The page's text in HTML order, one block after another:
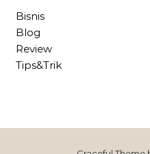
Bisnis
Blog
Review
Tips&Trik